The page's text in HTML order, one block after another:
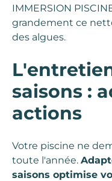
IMMERSION
grandement ce
des algues.
saisons :
actions
Votre piscine ne
toute l'année.
saisons optimise